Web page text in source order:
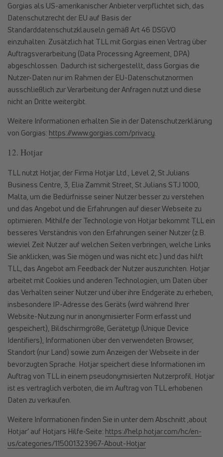
Gorgias als US-amerikanischer Anbieter verpflichtet sich, das
Datenschutzrecht der EU auf Basis der
Standarddatenschutzklauseln gemäß Art 46 DSGVO
einzuhalten. Zusätzlich hat TLL mit Gorgias einen Vertrag über
Auftragsverarbeitung (Data Processing Agreement, DPA)
abgeschlossen. Dadurch ist sichergestellt, dass Gorgias die
Nutzer-Daten nur im Rahmen der EU-Datenschutznormen
ausschließlich zur Verarbeitung der Anfragen nutzt und diese
nicht an Dritte weitergibt.
Weitere Informationen erhalten Sie in der Datenschutzerklärung
von Gorgias: https://www.gorgias.com/privacy.
12. Hotjar
TLL nutzt Hotjar, der Firma Hotjar Ltd., Level 2, St Julians
Business Centre, 3, Elia Zammit Street, St Julians STJ 1000,
Malta, um die Bedürfnisse seiner Nutzer besser zu verstehen
und das Angebot und die Erfahrungen auf dieser Webseite zu
optimieren. Mithilfe der Technologie von Hotjar bekommt TLL ein
besseres Verständnis von den Erfahrungen seiner Nutzer (z.B.
wieviel Zeit Nutzer auf welchen Seiten verbringen, welche Links
Sie anklicken, was Sie mögen und was nicht etc.) und das hilft
TLL, das Angebot am Feedback der Nutzer auszurichten. Hotjar
arbeitet mit Cookies und anderen Technologien, um Daten über
das Verhalten seiner Nutzer und über ihre Endgeräte zu erheben,
insbesondere IP-Adresse des Geräts (wird während Ihrer
Website-Nutzung nur in anonymisierter Form erfasst und
gespeichert), Bildschirmgröße, Gerätetyp (Unique Device
Identifiers), Informationen über den verwendeten Browser,
Standort (nur Land) sowie zum Anzeigen der Webseite in der
bevorzugten Sprache. Hotjar speichert diese Informationen im
Auftrag von TLL in einem pseudonymisierten Nutzerprofil. Hotjar
ist es vertraglich verboten, die im Auftrag von TLL erhobenen
Daten zu verkaufen.
Weitere Informationen finden Sie in unter dem Abschnitt ‚about
Hotjar‘ auf Hotjars Hilfe-Seite: https://help.hotjar.com/hc/en-
us/categories/115001323967-About-Hotjar